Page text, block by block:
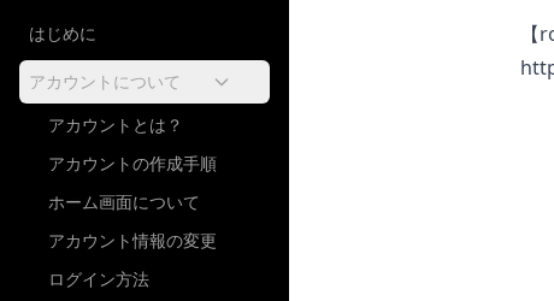
はじめに
アカウントについて
アカウントとは？
アカウントの作成手順
ホーム画面について
アカウント情報の変更
ログイン方法